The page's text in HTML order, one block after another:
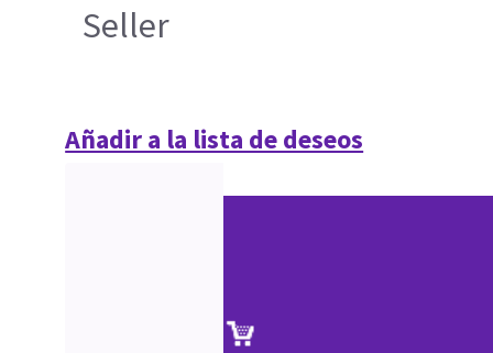
Seller
Añadir a la lista de deseos